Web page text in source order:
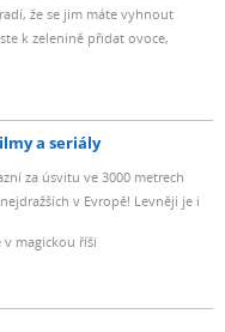
že se jim máte vyhnout
k zelenině přidat ovoce,
a seriály
za úsvitu ve 3000 metrech
v Evropě! Levněji je i
v magickou říši